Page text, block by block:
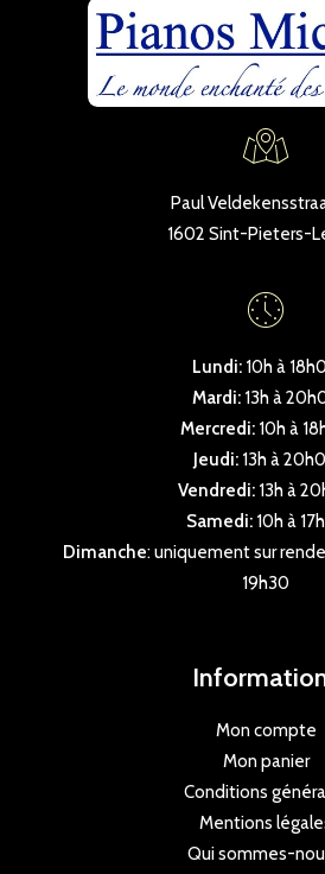
Paul
1602 Sint-Pieters-
Lundi: 10h à
Mardi:13h à
Mercredi:10h à
Jeudi: 13h à
Vendredi:13h à
Samedi:10h à
Dimanche: uniquement sur
19h30
Mon compte
Mon panier
Conditions
Mentions
Qui sommes-